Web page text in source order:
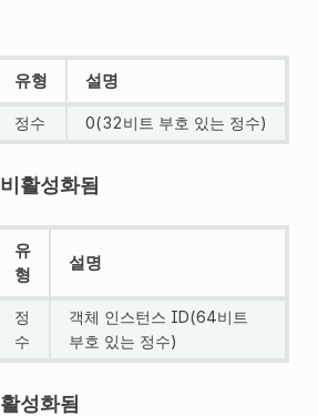
유형 설명
정수 0(32비트 부호 있는 정수)
비활성화됨
유
형
설명
정
수
객체 인스턴스 ID(64비트
부호 있는 정수)
활성화됨